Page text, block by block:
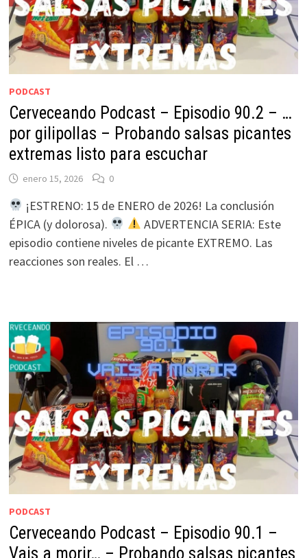
PODCAST
Cerveceando Podcast – Episodio 90.2 – …
por gilipollas – Probando salsas picantes
extremas listo para escuchar
enero 15, 2026 0
¡ESTRENO: 15 de ENERO de 2026! La conclusión
ÉPICA (y dolorosa).
ADVERTENCIA SERIA: Este
episodio contiene niveles de picante EXTREMO. Las
reacciones son reales. El …
PODCAST
Cerveceando Podcast – Episodio 90.1 –
Vais a morir… – Probando salsas picantes